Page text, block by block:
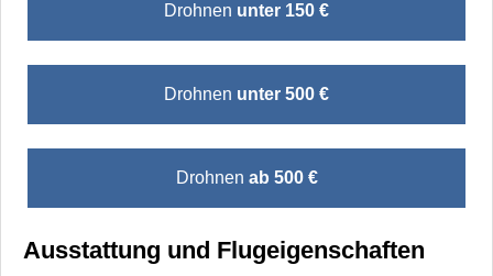
Drohnen unter 150 €
Drohnen unter 500 €
Drohnen ab 500 €
Ausstattung und Flugeigenschaften